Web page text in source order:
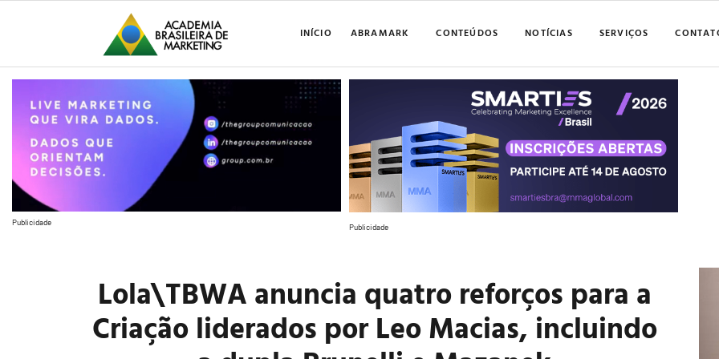
INÍCIO ABRAMARK CONTEÚDOS NOTÍCIAS SERVIÇOS
Publicidade Publicidade
Lola\TBWA anuncia quatro reforços para a
Criação liderados por Leo Macias, incluindo